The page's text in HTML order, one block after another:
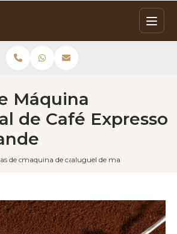
de cafe expresso
maquina de cafe expresso automatica
aluguel de maquina
Máquina
de Café Expresso